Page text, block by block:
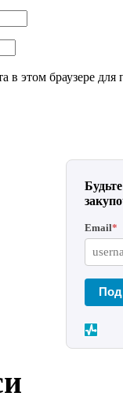
в этом браузере
Email*